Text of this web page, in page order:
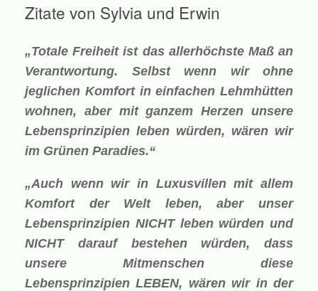
Zitate von Sylvia und Erwin
„Totale Freiheit ist das allerhöchste Maß an
Verantwortung. Selbst wenn wir ohne
jeglichen Komfort in einfachen Lehmhütten
wohnen, aber mit ganzem Herzen unsere
Lebensprinzipien leben würden, wären wir
im Grünen Paradies.“
„Auch wenn wir in Luxusvillen mit allem
Komfort der Welt leben, aber unser
Lebensprinzipien NICHT leben würden und
NICHT darauf bestehen würden, dass
unsere Mitmenschen diese
Lebensprinzipien LEBEN, wären wir in der